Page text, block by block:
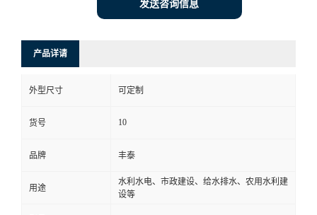
发送咨询信息
产品详请
外型尺寸 可定制
货号 10
品牌 丰泰
用途
水利水电、市政建设、给水排水、农用水利建
设等